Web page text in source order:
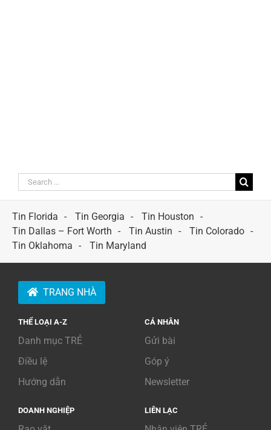
Search
for:
Tin Florida
Tin Georgia
Tin Houston
Tin Dallas – Fort Worth
Tin Austin
Tin Colorado
Tin Oklahoma
Tin Maryland
TRANG NHÀ
THỂ LOẠI A-Z
Danh mục TRẺ
Điều lệ
Hướng dẫn
CÁ NHÂN
Gửi bài
Góp ý
Newsletter
DOANH NGHIỆP LIÊN LẠC